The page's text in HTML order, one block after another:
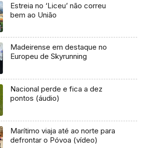
Estreia no ‘Liceu’ não correu
bem ao União
Madeirense em destaque no
Europeu de Skyrunning
Nacional perde e fica a dez
pontos (áudio)
Marítimo viaja até ao norte para
defrontar o Póvoa (vídeo)